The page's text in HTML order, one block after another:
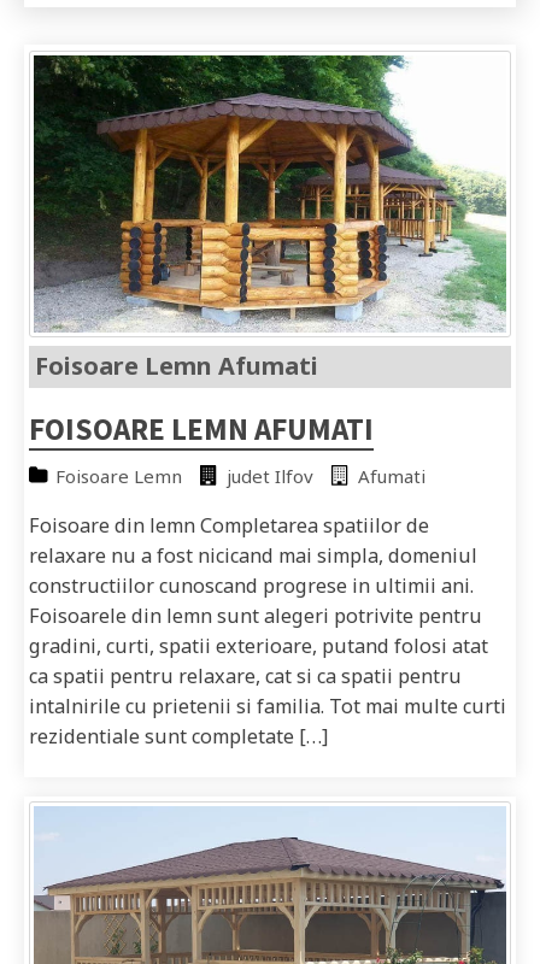
Foisoare Lemn Afumati
FOISOARE LEMN AFUMATI
Foisoare Lemn judet Ilfov Afumati
Foisoare din lemn Completarea spatiilor de
relaxare nu a fost nicicand mai simpla, domeniul
constructiilor cunoscand progrese in ultimii ani.
Foisoarele din lemn sunt alegeri potrivite pentru
gradini, curti, spatii exterioare, putand folosi atat
ca spatii pentru relaxare, cat si ca spatii pentru
intalnirile cu prietenii si familia. Tot mai multe curti
rezidentiale sunt completate […]